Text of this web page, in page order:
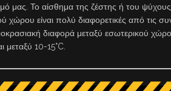
μας. Το αίσθημα της ζέστης ή του
χώρου είναι πολύ διαφορετικές από τις
διαφορά μεταξύ εσωτερικού
μεταξύ 10-15°C.